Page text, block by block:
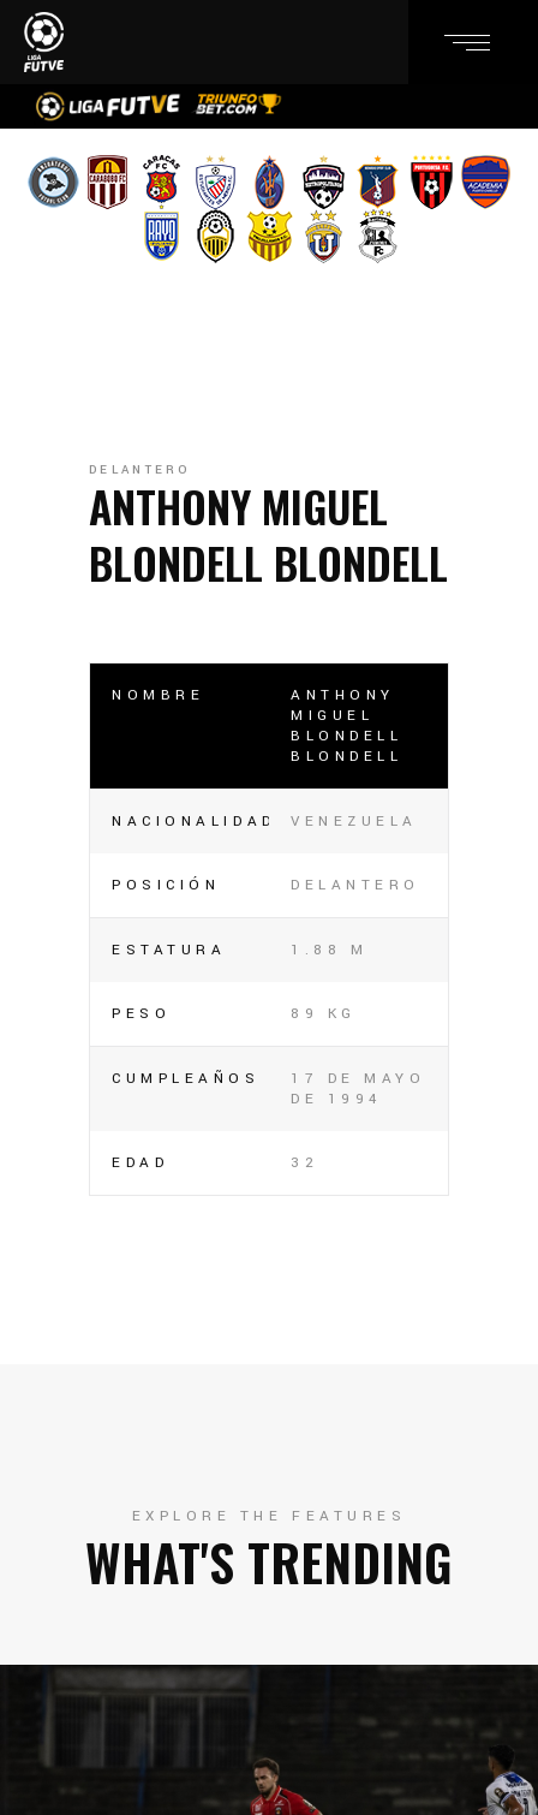
DELANTERO
ANTHONY MIGUEL
BLONDELL BLONDELL
NOMBRE
ANTHONY
MIGUEL
BLONDELL
BLONDELL
NACIONALIDAD VENEZUELA
POSICIÓN DELANTERO
ESTATURA 1.88 M
PESO 89 KG
CUMPLEAÑOS
17 DE MAYO
DE 1994
EDAD 32
EXPLORE THE FEATURES
WHAT'S TRENDING